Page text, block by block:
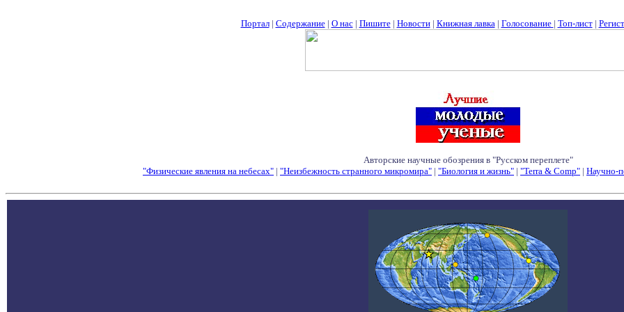
Портал| Содержание| О нас| Пишите| Новости| Книжная лавка| Голосование | Топ-лист|
Авторские научные обозрения в "Русском переплете"
"Физические явления на небесах" | "Неизбежность странного микромира" | "Биология и жизнь" | "Terra & Comp" | Научно-